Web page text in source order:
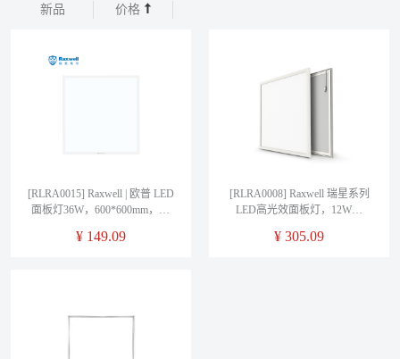
新品 价格
[RLRA0015] Raxwell | 欧普 LED
面板灯36W，600*600mm，中
套
¥ 149.09
[RLRA0008] Raxwell 瑞星系列
LED高光效面板灯，12W，
个/箱
¥305.09